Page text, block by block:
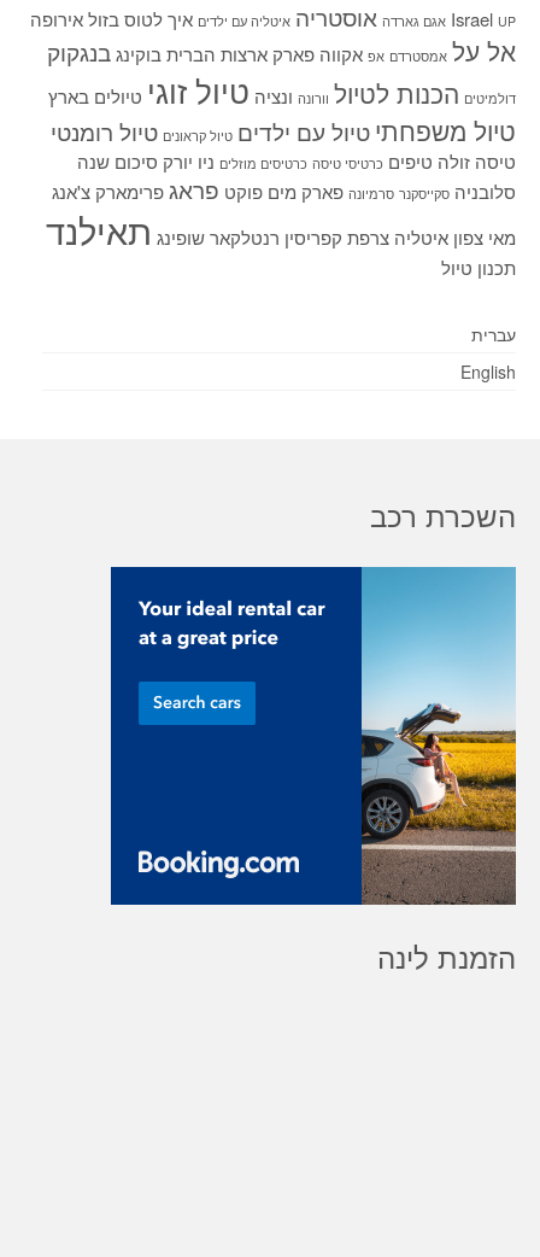
Israel UP אגם גארדה אוסטריה איטליה עם ילדים איך לטוס בזולאירופה
אל על אמסטרדם אפ אקווה פארק ארצות הברית בוקינגבנגקוק
דולמיטים הכנות לטיול וורונה ונציה טיול זוגי טיולים בארץ
טיול משפחתיטיול עם ילדים טיול קראונים טיול רומנטי
טיסה זולה טיפים כרטיסי טיסה כרטיסים מוזלים ניו יורק סיכום שנה
סלובניה סקייסקנר סרמיונה פארק מים פוקט פראג פרימארק צ'אנג
מאי צפון איטליה צרפת קפריסין רנטלקארשופינג תאילנד
תכנון טיול
עברית
English
השכרת רכב
הזמנת לינה